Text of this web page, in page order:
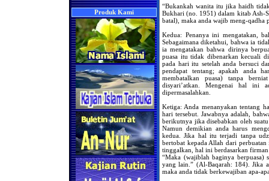
Produk Kami
“Bukankah wanita itu jika haidh
Bukhari (no. 1951) dalam kitab Ash-
batal), maka anda wajib meng-qadha
Kedua: Penanya ini mengatakan,
Sebagaimana diketahui, bahwa ia
ia mengatakan bahwa dirinya
puasa itu tidak dibenarkan kecuali
pada hari itu setelah anda bersuci
pendapat tentang; apakah anda
membatalkan puasa) tanpa
disyari’atkan. Mengenai hal ini
dipermasalahkan.
Ketiga: Anda menanyakan tentang
hari tersebut. Jawabnya adalah,
berikutnya jika disebabkan oleh
Namun demikian anda harus
kedua. Jika hal itu terjadi tanpa
bertobat kepada Allah dari
tinggalkan, hal ini berdasarkan
“Maka (wajiblah baginya
yang lain.” (Al-Baqarah: 184). Jika
maka anda tidak berkewajiban apa-